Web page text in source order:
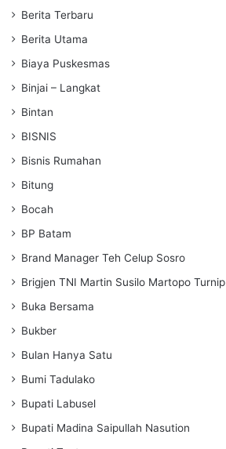
Berita Terbaru
Berita Utama
Biaya Puskesmas
Binjai – Langkat
Bintan
BISNIS
Bisnis Rumahan
Bitung
Bocah
BP Batam
Brand Manager Teh Celup Sosro
Brigjen TNI Martin Susilo Martopo Turnip
Buka Bersama
Bukber
Bulan Hanya Satu
Bumi Tadulako
Bupati Labusel
Bupati Madina Saipullah Nasution